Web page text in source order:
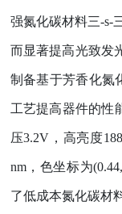
强氮化碳材料三-s-
而显著提高光致发
制备基于芳香化氮
工艺提高器件的性
压3.2V ，高亮度
nm， 色坐标为
了低成本氮化碳材